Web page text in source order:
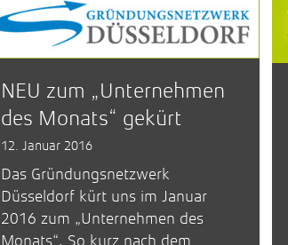
NEU zum „Unternehmen
des Monats“ gekürt
12. Januar 2016
Das Gründungsnetzwerk
Düsseldorf kürt uns im Januar
2016 zum „Unternehmen des
Monats“. So kurz nach dem